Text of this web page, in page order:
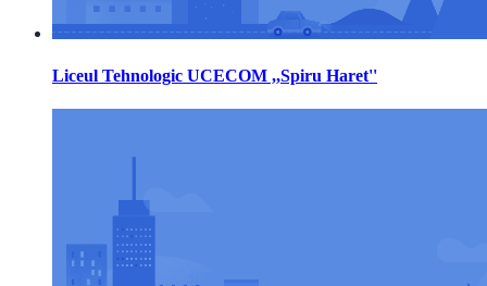
Liceul Tehnologic UCECOM ,,Spiru Haret''